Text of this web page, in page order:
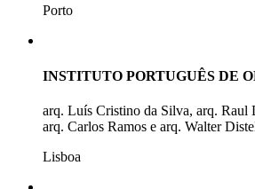
Porto
INSTITUTO PORTUGUÊS DE
arq. Luís Cristino da Silva, arq. Raul
arq. Carlos Ramos e arq. Walter
Lisboa